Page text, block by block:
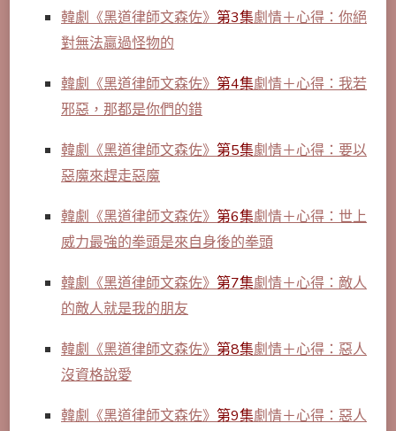
韓劇《黑道律師文森佐》 第3集劇情＋心得：你絕
對無法贏過怪物的
韓劇《黑道律師文森佐》 第4集劇情＋心得：我若
邪惡，那都是你們的錯
韓劇《黑道律師文森佐》 第5集劇情＋心得：要以
惡魔來趕走惡魔
韓劇《黑道律師文森佐》 第6集劇情＋心得：世上
威力最強的拳頭是來自身後的拳頭
韓劇《黑道律師文森佐》 第7集劇情＋心得：敵人
的敵人就是我的朋友
韓劇《黑道律師文森佐》 第8集劇情＋心得：惡人
沒資格說愛
韓劇《黑道律師文森佐》 第9集劇情＋心得：惡人